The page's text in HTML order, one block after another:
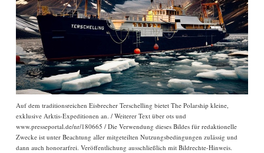
Auf dem traditionsreichen Eisbrecher Terschelling bietet The Polarship kleine,
exklusive Arktis-Expeditionen an. / Weiterer Text über ots und
www.presseportal.de/nr/180665 / Die Verwendung dieses Bildes für redaktionelle
Zwecke ist unter Beachtung aller mitgeteilten Nutzungsbedingungen zulässig und
dann auch honorarfrei. Veröffentlichung ausschließlich mit Bildrechte-Hinweis.